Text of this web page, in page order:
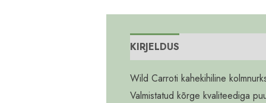
KIRJELDUS
Wild Carroti kahekihiline
Valmistatud kõrge kvaliteediga